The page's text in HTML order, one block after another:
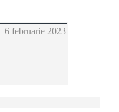
6 februarie 2023